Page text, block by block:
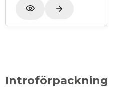
Introförpackning